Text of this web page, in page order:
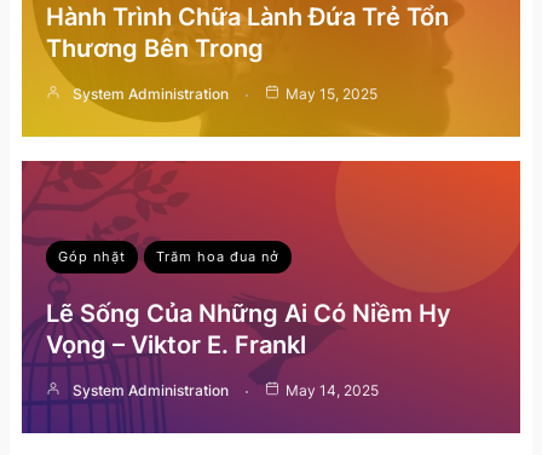
Hành Trình Chữa Lành Đứa Trẻ Tổn
Thương Bên Trong
System Administration May 15, 2025
Góp nhặt Trăm hoa đua nở
Lẽ Sống Của Những Ai Có Niềm Hy
Vọng – Viktor E. Frankl
System Administration May 14, 2025